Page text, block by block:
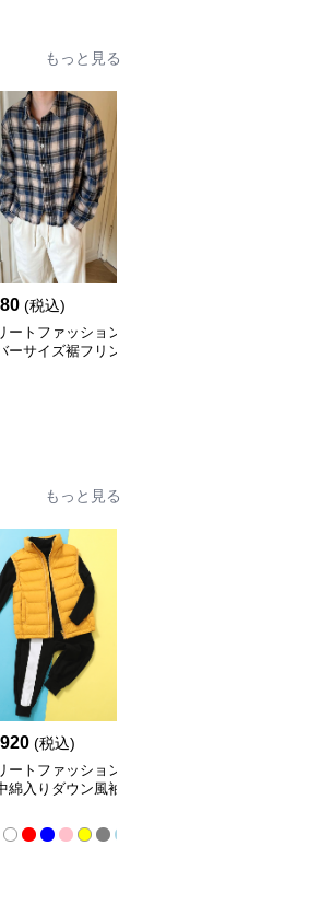
もっと見る
(税込)
ートファッション
ーサイズ裾フリン
もっと見る
(税込)
ートファッション
綿入りダウン風袖